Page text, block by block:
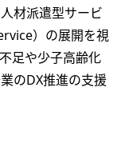
材派遣型サービ
）の展開を視
足や少子高齢化
のDX推進の支援